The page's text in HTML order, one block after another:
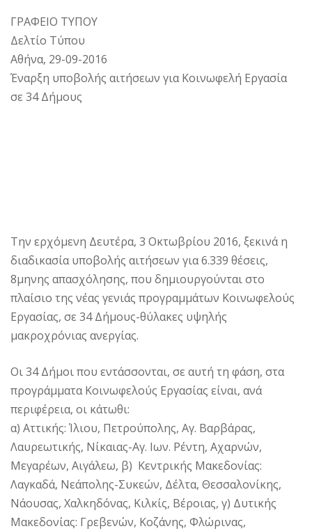
ΓΡΑΦΕΙΟ ΤΥΠΟΥ
Δελτίο Τύπου
Αθήνα, 29-09-2016
Έναρξη υποβολής αιτήσεων για Κοινωφελή Εργασία
σε 34 Δήμους
Την ερχόμενη Δευτέρα, 3 Οκτωβρίου 2016, ξεκινά η
διαδικασία υποβολής αιτήσεων για 6.339 θέσεις,
8μηνης απασχόλησης, που δημιουργούνται στο
πλαίσιο της νέας γενιάς προγραμμάτων Κοινωφελούς
Εργασίας, σε 34 Δήμους-θύλακες υψηλής
μακροχρόνιας ανεργίας.
Οι 34 Δήμοι που εντάσσονται, σε αυτή τη φάση, στα
προγράμματα Κοινωφελούς Εργασίας είναι, ανά
περιφέρεια, οι κάτωθι:
α) Αττικής: Ίλιου, Πετρούπολης, Αγ. Βαρβάρας,
Λαυρεωτικής, Νίκαιας-Αγ. Ιων. Ρέντη, Αχαρνών,
Μεγαρέων, Αιγάλεω, β) Κεντρικής Μακεδονίας:
Λαγκαδά, Νεάπολης-Συκεών, Δέλτα, Θεσσαλονίκης,
Νάουσας, Χαλκηδόνας, Κιλκίς, Βέροιας, γ) Δυτικής
Μακεδονίας: Γρεβενών, Κοζάνης, Φλώρινας,